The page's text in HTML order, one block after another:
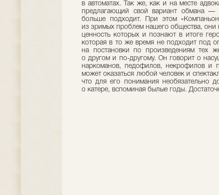
в автоматах. Так же, как и на месте
предлагающий свой вариант обмана —
больше подходит. При этом
из зримых проблем нашего общества,
ценность которых и познают в итоге
которая в то же время не подходит под
на постановки по произведениям тех
о другом и по-другому. Он говорит о
наркоманов, педофилов, некрофилов и
может оказаться любой человек и
что для его понимания необязательно
о катере, вспоминая былые годы.